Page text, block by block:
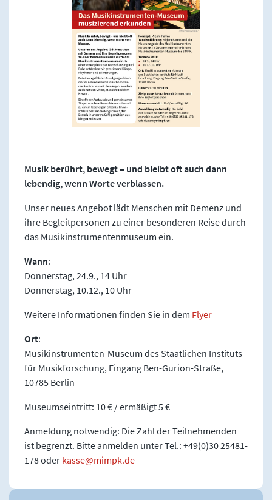
Musik berührt, bewegt – und bleibt oft auch dann
lebendig, wenn Worte verblassen.
Unser neues Angebot lädt Menschen mit Demenz und
ihre Begleitpersonen zu einer besonderen Reise durch
das Musikinstrumentenmuseum ein.
Wann:
Donnerstag, 24.9., 14 Uhr
Donnerstag, 10.12., 10 Uhr
Weitere Informationen finden Sie in dem Flyer
Ort:
Musikinstrumenten-Museum des Staatlichen Instituts
für Musikforschung, Eingang Ben-Gurion-Straße,
10785 Berlin
Museumseintritt: 10 € / ermäßigt 5 €
Anmeldung notwendig: Die Zahl der Teilnehmenden
ist begrenzt. Bitte anmelden unter Tel.: +49(0)30 25481-
178 oder kasse mimpk de